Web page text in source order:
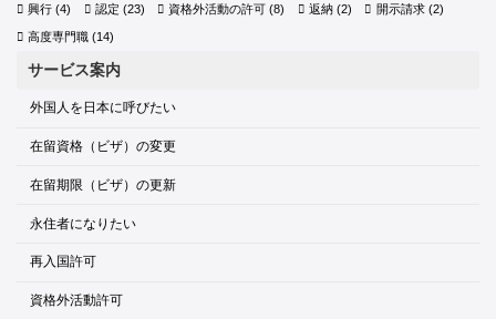
興行 (4) 認定 (23) 資格外活動の許可 (8) 返納(2) 開示請求(2)
高度専門職 (14)
サービス案内
外国人を日本に呼びたい
在留資格（ビザ）の変更
在留期限（ビザ）の更新
永住者になりたい
再入国許可
資格外活動許可